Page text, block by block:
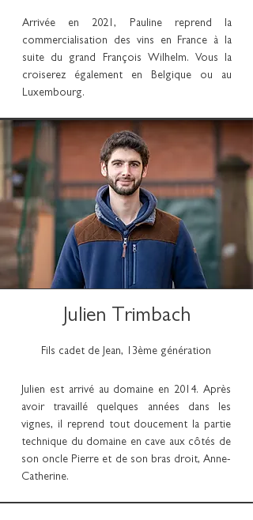
Arrivée en 2021, Pauline reprend la
commercialisation des vins en France à la
suite du grand François Wilhelm. Vous la
croiserez également en Belgique ou au
Luxembourg.
Julien Trimbach
Fils cadet de Jean, 13ème génération
Julien est arrivé au domaine en 2014. Après
avoir travaillé quelques années dans les
vignes, il reprend tout doucement la partie
technique du domaine en cave aux côtés de
son oncle Pierre et de son bras droit, Anne-
Catherine.